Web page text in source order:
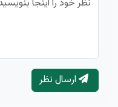
ارسال نظر